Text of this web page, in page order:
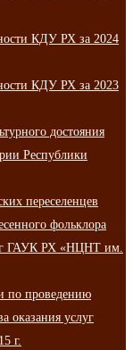
КДУ РХ за 2024
КДУ РХ за 2023
достояния
Республики
переселенцев
фольклора
ГАУК РХ «НЦНТ им.
по проведению
оказания услуг
г.